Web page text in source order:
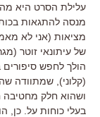
עלילת הסרט היא
מנסה להתגאות
מציאות (אני לא
של עיתונאי זוטר
הולך לחפש
(קלוני), שמתוודה
ושהוא חלק
בעלי כוחות על. כן,